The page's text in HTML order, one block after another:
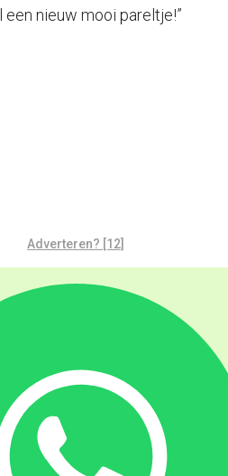
nieuw mooi pareltje!”
Adverteren? [12]